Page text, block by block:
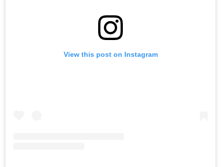
View this post on Instagram